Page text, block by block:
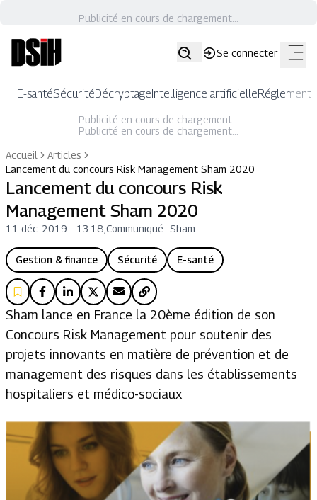
Publicité en cours de chargement...
Se connecter
E-santéSécuritéDécryptageIntelligence artificielle
Publicité en cours de chargement...
Publicité en cours de chargement...
Accueil
Articles
Lancement du concours Risk Management Sham 2020
Lancement du concours Risk
Management Sham 2020
11 déc. 2019 - 13:18 Communiqué- Sham
Gestion & finance Sécurité E-santé
Sham lance en France la 20ème édition de son
Concours Risk Management pour soutenir des
projets innovants en matière de prévention et de
management des risques dans les établissements
hospitaliers et médico-sociaux